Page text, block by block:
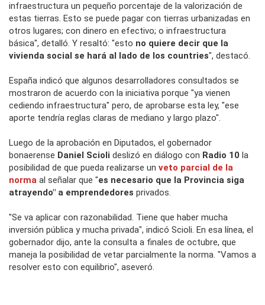
infraestructura un pequeño porcentaje de la valorización de
estas tierras. Esto se puede pagar con tierras urbanizadas en
otros lugares; con dinero en efectivo; o infraestructura
básica", detalló. Y resaltó: "esto no quiere decir que la
vivienda social se hará al lado de los countries", destacó.
España indicó que algunos desarrolladores consultados se
mostraron de acuerdo con la iniciativa porque "ya vienen
cediendo infraestructura" pero, de aprobarse esta ley, "ese
aporte tendría reglas claras de mediano y largo plazo".
Luego de la aprobación en Diputados, el gobernador
bonaerense Daniel Scioli deslizó en diálogo con Radio 10 la
posibilidad de que pueda realizarse un veto parcial de la
norma al señalar que "es necesario que la Provincia siga
atrayendo" a emprendedores privados.
"Se va aplicar con razonabilidad. Tiene que haber mucha
inversión pública y mucha privada", indicó Scioli. En esa línea, el
gobernador dijo, ante la consulta a finales de octubre, que
maneja la posibilidad de vetar parcialmente la norma. "Vamos a
resolver esto con equilibrio", aseveró.